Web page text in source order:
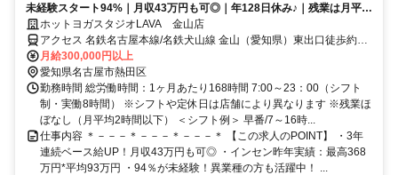
未経験スタート94%｜月収43万円も可◎｜年128日休み♪｜残業は月平均
2時間以下
ホットヨガスタジオLAVA 金山店
アクセス 名鉄名古屋本線/名鉄犬山線 金山（愛知県）東出口徒歩約2
分、ＪＲ東海道本線 金山（愛知県）東出口徒歩約2分、ＪＲ中央本線
金山（愛知県）東出口徒歩約2分 JR・地下鉄「金山駅」南口より徒歩
2分
月給300,000円以上
愛知県名古屋市熱田区
勤務時間 総労働時間：1ヶ月あたり168時間 7:00～23：00（シフト
制・実働8時間） ※シフトや定休日は店舗により異なります ※残業ほ
ぼなし（月平均2時間以下） ＜シフト例＞ 早番/7～16時...
仕事内容 ＊－－－＊－－－＊－－－＊ 【この求人のPOINT】 ・3年
連続ベース給UP！月収43万円も可◎ ・インセン昨年実績：最高368
万円*平均93万円 ・94％が未経験！異業種の方も活躍中！ ...